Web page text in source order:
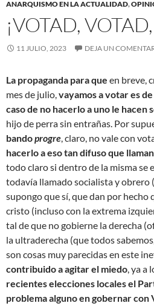
ANARQUISMO EN LA ACTUALIDAD,
¡VOTAD,
11 JULIO, 2023 DEJA UN
La propaganda para que en breve,
mes de julio,vayamos a votar es
caso de no hacerlo a uno le hacen
hijo de perra sin entrañas. Por
bandoprogre, claro, no vale con
hacerlo a eso tan difuso que
todo claro si dentro de la misma se
todavía llamado socialista y obrero
supongo que sí, que dan por hecho
cristo (incluso con la extrema
tal de que no gobierne la derecha
la ultraderecha (que todos
son cosas muy parecidas en este
contribuido a agitar el miedo, ya a
recientes elecciones locales el
problema alguno en gobernar con